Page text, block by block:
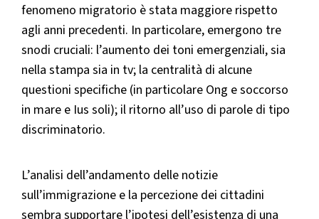
fenomeno migratorio è stata maggiore rispetto
agli anni precedenti. In particolare, emergono tre
snodi cruciali: l’aumento dei toni emergenziali, sia
nella stampa sia in tv; la centralità di alcune
questioni specifiche (in particolare Ong e soccorso
in mare e Ius soli); il ritorno all’uso di parole di tipo
discriminatorio.
L’analisi dell’andamento delle notizie
sull’immigrazione e la percezione dei cittadini
sembra supportare l’ipotesi dell’esistenza di una